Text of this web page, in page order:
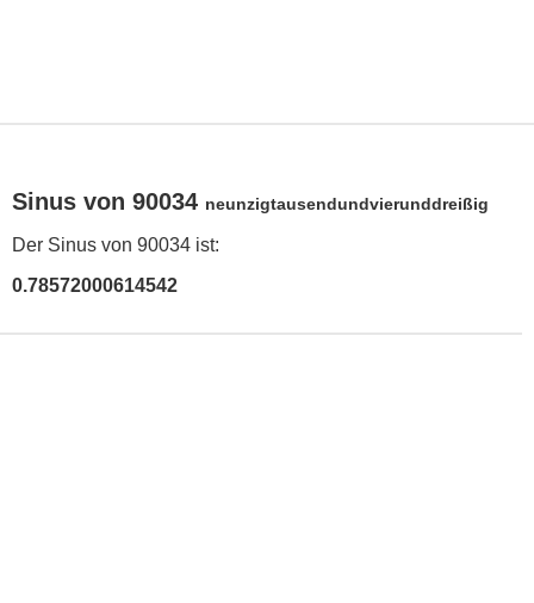
Sinus von 90034 neunzigtausendundvierunddreißig
Der Sinus von 90034 ist:
0.78572000614542